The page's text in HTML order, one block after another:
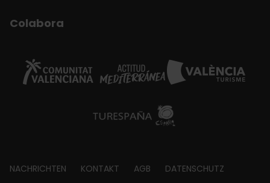
Colabora
Footer
NACHRICHTEN KONTAKT AGB DATENSCHUTZ